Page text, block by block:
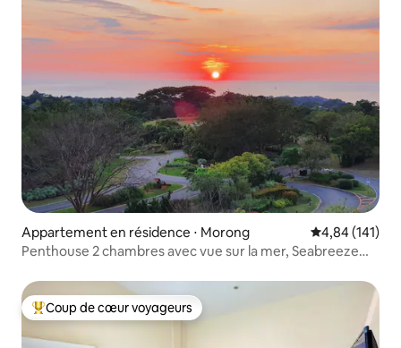
Appartement en résidence ⋅ Morong Évaluation
4,84 (141)
Penthouse 2 chambres avec vue sur la mer, Seabreeze
Coups de cœur voyageurs les plus appréciés
Coup de cœur voyageurs